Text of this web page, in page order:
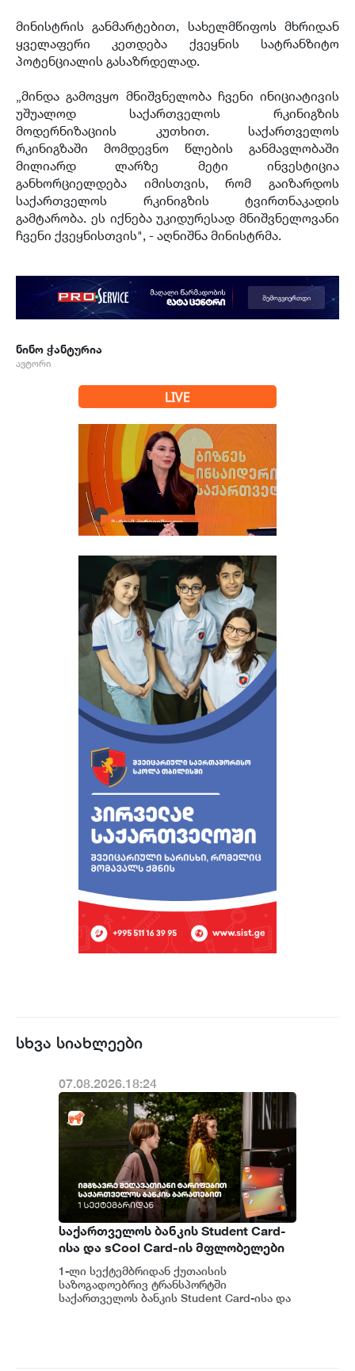
მინისტრის განმარტებით, სახელმწიფოს მხრიდან
ყველაფერი კეთდება ქვეყნის სატრანზიტო
პოტენციალის გასაზრდელად.
„მინდა გამოვყო მნიშვნელობა ჩვენი ინიციატივის
უშუალოდ საქართველოს რკინიგზის
მოდერნიზაციის კუთხით. საქართველოს
რკინიგზაში მომდევნო წლების განმავლობაში
მილიარდ ლარზე მეტი ინვესტიცია
განხორციელდება იმისთვის, რომ გაიზარდოს
საქართველოს რკინიგზის ტვირთნაკადის
გამტარობა. ეს იქნება უკიდურესად მნიშვნელოვანი
ჩვენი ქვეყნისთვის", - აღნიშნა მინისტრმა.
ნინო ჭანტურია
ავტორი
LIVE
სხვა სიახლეები
07.08.2026.18:24
საქართველოს ბანკის Student Card-
ისა და sCool Card-ის მფლობელები
ქუთაისში ტრანსპორტზე
შეღავათიანი ტარიფით
ისარგებლებენ
1-ლი სექტემბრიდან ქუთაისის
საზოგადოებრივ ტრანსპორტში
საქართველოს ბანკის Student Card-ისა და